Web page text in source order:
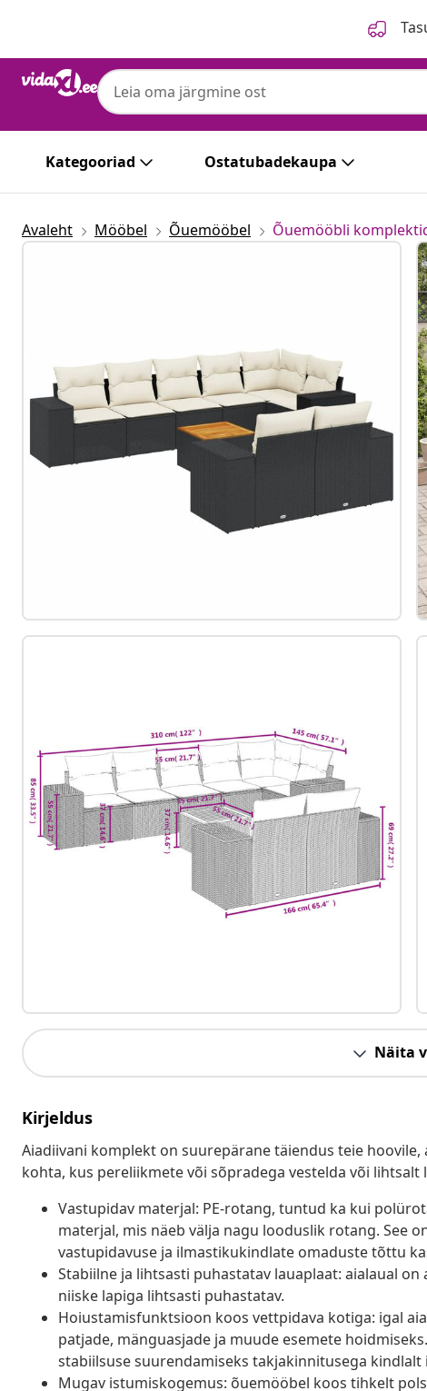
Kategooriad Ostatubadekaupa
Avaleht Mööbel Õuemööbel Õuemööbli
Näita
Kirjeldus
Aiadiivani komplekt on suurepärane täiendus teie
kohta, kus pereliikmete või sõpradega vestelda või lihtsalt
Vastupidav materjal: PE-rotang, tuntud ka kui
materjal, mis näeb välja nagu looduslik rotang. See
vastupidavuse ja ilmastikukindlate omaduste tõttu
Stabiilne ja lihtsasti puhastatav lauaplaat: aialaual
niiske lapiga lihtsasti puhastatav.
Hoiustamisfunktsioon koos vettpidava kotiga: igal
patjade, mänguasjade ja muude esemete
stabiilsuse suurendamiseks takjakinnitusega
Mugav istumiskogemus: õuemööbel koos tihkelt